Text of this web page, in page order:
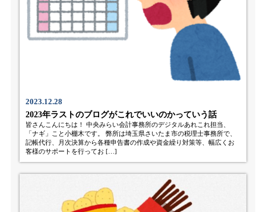
2023.12.28
2023年ラストのブログがこれでいいのかっていう話
皆さんこんにちは！ 中央みらい会計事務所のデジタルあれこれ担当、
「ナギ」こと小棚木です。 弊所は埼玉県さいたま市の税理士事務所で、
記帳代行、月次決算から各種申告書の作成や資金繰り対策等、幅広くお
客様のサポートを行ってお […]